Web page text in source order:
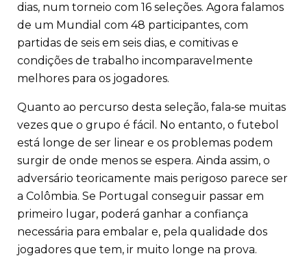
dias, num torneio com 16 seleções. Agora falamos
de um Mundial com 48 participantes, com
partidas de seis em seis dias, e comitivas e
condições de trabalho incomparavelmente
melhores para os jogadores.
Quanto ao percurso desta seleção, fala‑se muitas
vezes que o grupo é fácil. No entanto, o futebol
está longe de ser linear e os problemas podem
surgir de onde menos se espera. Ainda assim, o
adversário teoricamente mais perigoso parece ser
a Colômbia. Se Portugal conseguir passar em
primeiro lugar, poderá ganhar a confiança
necessária para embalar e, pela qualidade dos
jogadores que tem, ir muito longe na prova.